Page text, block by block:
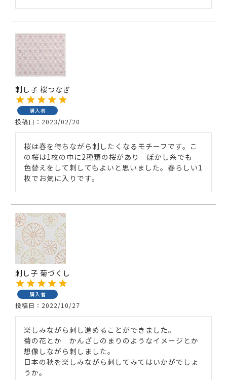
刺し子 桜つなぎ
購入者
投稿日 2023/02/20
桜は春を待ちながら刺したくなるモチーフです。こ
の桜は1枚の中に2種類の桜があり　ぼかし糸でも
色替えをして刺してもよいと思いました。春らしい1
枚でお気に入りです。
刺し子 菊づくし
購入者
投稿日 2022/10/27
楽しみながら刺し進めることができました。
菊の花とか　かんざしのまりのようなイメージとか
想像しながら刺しました。
日本の秋を楽しみながら刺してみてはいかがでしょ
うか。